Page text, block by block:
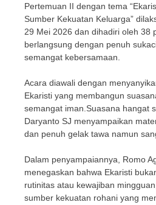
Pertemuan II dengan tema
Sumber Kekuatan Keluarga”
29 Mei 2026 dan dihadiri oleh 38
berlangsung dengan penuh
semangat kebersamaan.
Acara diawali dengan
Ekaristi yang membangun
semangat iman.Suasana hangat
Daryanto SJ menyampaikan
dan penuh gelak tawa namun
Dalam penyampaiannya, Romo
menegaskan bahwa Ekaristi
rutinitas atau kewajiban
sumber kekuatan rohani yang